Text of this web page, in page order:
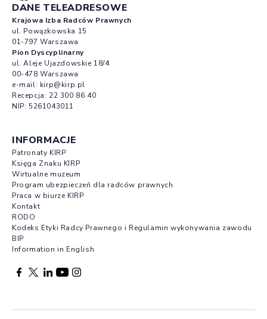
DANE TELEADRESOWE
Krajowa Izba Radców Prawnych
ul. Powązkowska 15
01-797 Warszawa
Pion Dyscyplinarny
ul. Aleje Ujazdowskie 18/4
00-478 Warszawa
e-mail: kirp@kirp.pl
Recepcja: 22 300 86 40
NIP: 5261043011
INFORMACJE
Patronaty KIRP
Księga Znaku KIRP
Wirtualne muzeum
Program ubezpieczeń dla radców prawnych
Praca w biurze KIRP
Kontakt
RODO
Kodeks Etyki Radcy Prawnego i Regulamin wykonywania zawodu
BIP
Information in English
Facebook otwierany w nowej karcie
Profil X otwierany w nowej karcie
Profil LinkedIn otwierany w nowej karcie
Profil YouTube otwierany w nowej karcie
Profil Instagram otwierany w nowej karcie